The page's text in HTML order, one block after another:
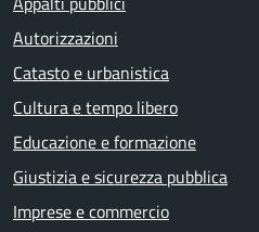
Autorizzazioni
Catasto e urbanistica
Cultura e tempo libero
Educazione e formazione
Giustizia e sicurezza pubblica
Imprese e commercio